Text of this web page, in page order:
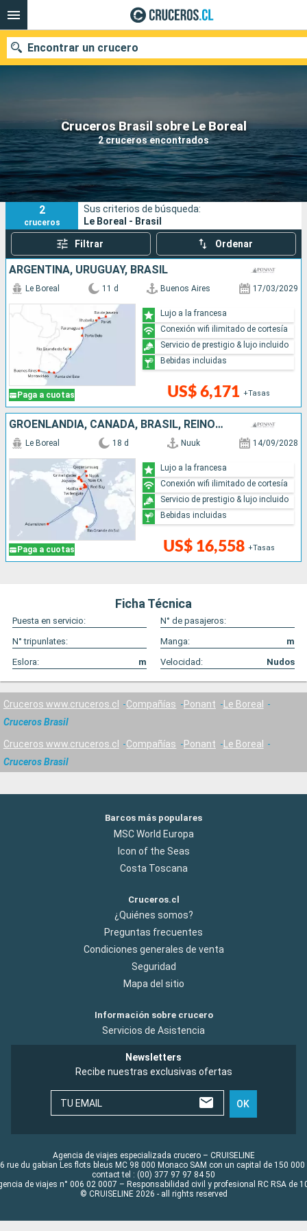
Cruceros Brasil sobre Le Boreal
2 cruceros encontrados
Encontrar un crucero
Nuestros destinos
Fecha de salida
Puertos Compañías
2
cruceros
Sus criterios de búsqueda:
Le Boreal - Brasil
Filtrar Ordenar
ARGENTINA, URUGUAY, BRASIL
Paga a cuotas
Le Boreal 11 d Buenos Aires 17/03/2029
US$ 6,171 +Tasas
Lujo a la francesa
Conexión wifi ilimitado de cortesía
Servicio de prestigio & lujo incluido
Bebidas incluidas
GROENLANDIA, CANADÁ, BRASIL, REINO UNIDO
Paga a cuotas
Le Boreal 18 d Nuuk 14/09/2028
US$ 16,558 +Tasas
Lujo a la francesa
Conexión wifi ilimitado de cortesía
Servicio de prestigio & lujo incluido
Bebidas incluidas
Ficha Técnica
Puesta en servicio:
N° de pasajeros:
N° tripunlates:
Manga:
m
Eslora:
m Velocidad: Nudos
Cruceros www.cruceros.cl Compañías Ponant
Le Boreal
Cruceros Brasil
Cruceros www.cruceros.cl Compañías Ponant
Le Boreal
Cruceros Brasil
Barcos más populares
MSC World Europa
Icon of the Seas
Costa Toscana
Cruceros.cl
¿Quiénes somos?
Preguntas frecuentes
Condiciones generales de venta
Seguridad
Mapa del sitio
Información sobre crucero
Servicios de Asistencia
Newsletters
Recibe nuestras exclusivas ofertas
TU EMAIL OK
Agencia de viajes especializada crucero – CRUISELINE
rue du gabian Les flots bleus MC 98 000 Monaco SAM con un capital de 150 000
contact tel : (00) 377 97 97 84 50
de viajes n° 006 02 0007 – Responsabilidad civil y profesional RC RSA de
© CRUISELINE 2026 - all rights reserved